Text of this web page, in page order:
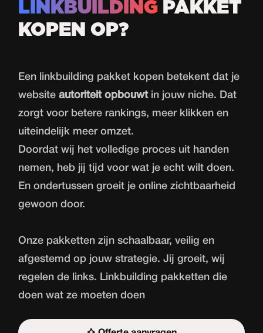
LINKBUILDING PAKKET
KOPEN OP?
Een linkbuilding pakket kopen betekent dat je
websiteautoriteit opbouwtin jouw niche. Dat
zorgt voor betere rankings, meer klikken en
uiteindelijk meer omzet.
Doordat wij het volledige proces uit handen
nemen, heb jij tijd voor wat je echt wilt doen.
En ondertussen groeit je online zichtbaarheid
gewoon door.
Onze pakketten zijn schaalbaar, veilig en
afgestemd op jouw strategie. Jij groeit, wij
regelen de links. Linkbuilding pakketten die
doen wat ze moeten doen